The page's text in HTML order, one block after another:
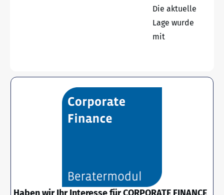
Die aktuelle
Lage wurde
mit
Haben wir Ihr Interesse für CORPORATE FINANCE